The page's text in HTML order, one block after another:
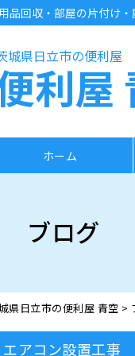
品回収・部屋の片付け
城県日立市の便利屋
利屋
ホーム
ブログ
県日立市の便利屋 青空 >
エアコン設置工事